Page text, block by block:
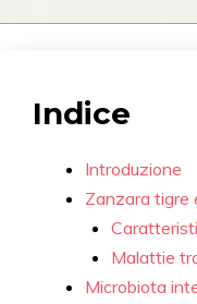
Indice
Introduzione
Zanzara tigre
Malattie
Microbiota